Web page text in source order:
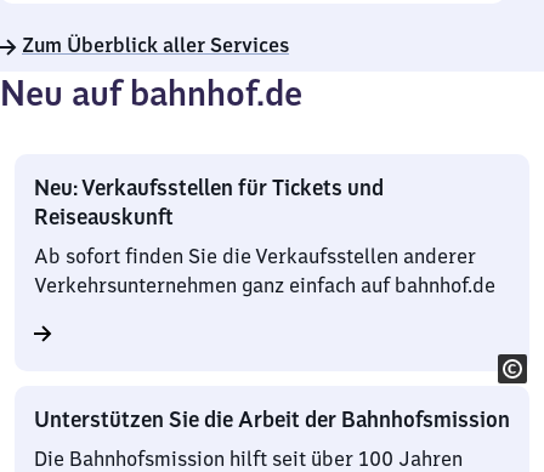
Zum Überblick aller Services
Neu auf bahnhof.de
Neu: Verkaufsstellen für Tickets und
Reiseauskunft
Ab sofort finden Sie die Verkaufsstellen anderer
Verkehrsunternehmen ganz einfach auf bahnhof.de
Unterstützen Sie die Arbeit der Bahnhofsmission
Die Bahnhofsmission hilft seit über 100 Jahren